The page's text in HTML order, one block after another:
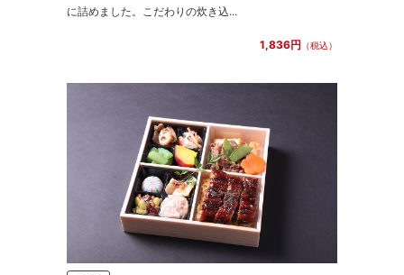
に詰めました。こだわりの炊き込...
1,836円 （税込）